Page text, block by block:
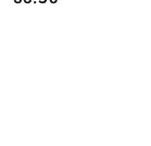
Cena: